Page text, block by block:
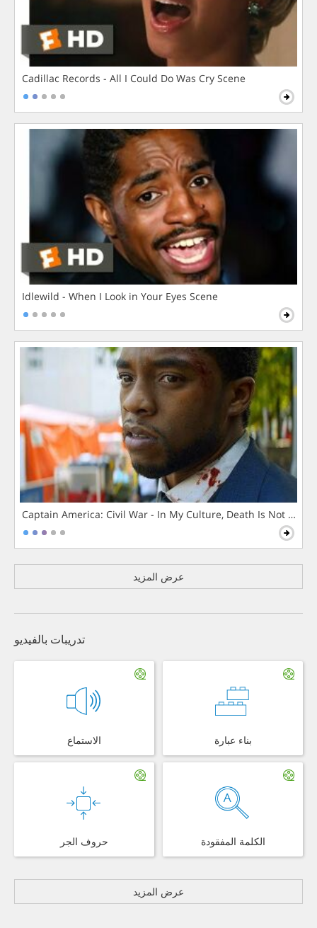
Cadillac Records - All I Could Do Was Cry Scene
Idlewild - When I Look in Your Eyes Scene
Captain America: Civil War - In My Culture, Death Is Not The
عرض المزيد
تدريبات بالفيديو
الاستماع بناء عبارة
حروف الجر الكلمة المفقودة
عرض المزيد